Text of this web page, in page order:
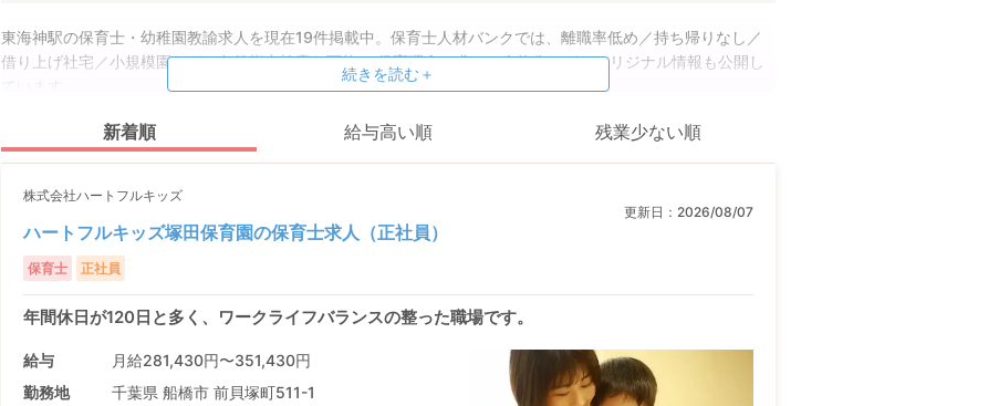
続きを読む＋
東海神駅の保育士・幼稚園教諭求人を現在19件掲載中。保育士人材バンクでは、離職率低め／持ち帰りなし／
借り上げ社宅／小規模園などの条件指定検索も可能！ 保育理念や求める人物像など、オリジナル情報も公開し
新着順 給与高い順 残業少ない順
株式会社ハートフルキッズ
更新日： 2026/08/07
ハートフルキッズ塚田保育園の保育士求人（正社員）
保育士 正社員
年間休日が120日と多く、ワークライフバランスの整った職場です。
給与
月給281,430円〜351,430円
勤務地
千葉県 船橋市 前貝塚町511-1